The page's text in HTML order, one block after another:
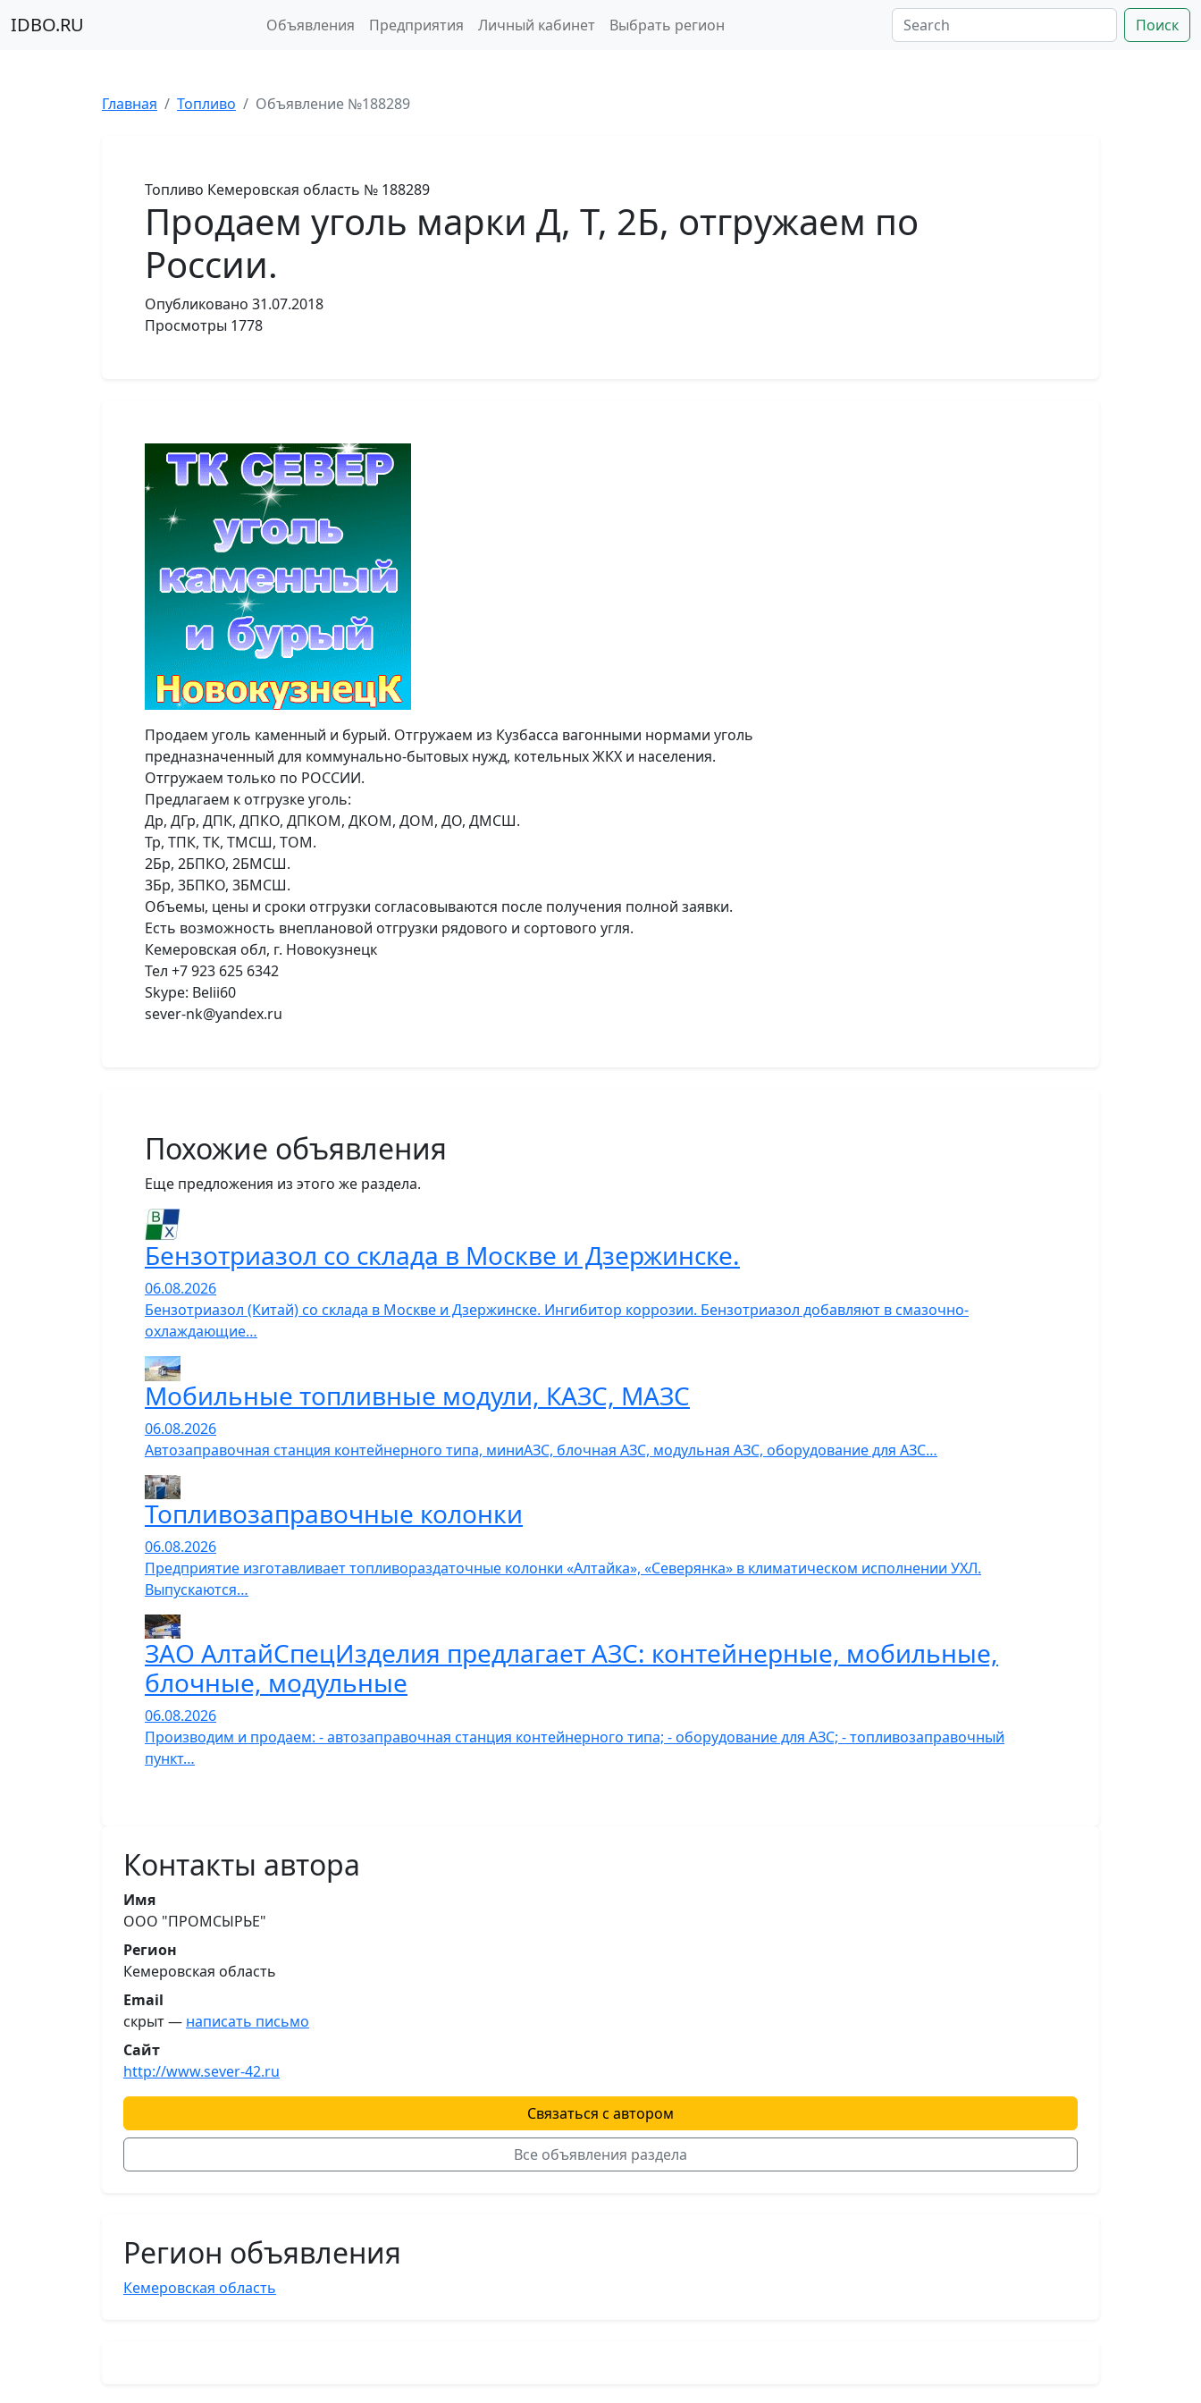
IDBO.RU Объявления Предприятия Личный кабинет Выбрать регион Поиск
Главная Топливо Объявление №188289
Топливо Кемеровская область № 188289
Продаем уголь марки Д, Т, 2Б, отгружаем по
России.
Опубликовано 31.07.2018
Просмотры 1778
Продаем уголь каменный и бурый. Отгружаем из Кузбасса вагонными нормами уголь
предназначенный для коммунально-бытовых нужд, котельных ЖКХ и населения.
Отгружаем только по РОССИИ.
Предлагаем к отгрузке уголь:
Др, ДГр, ДПК, ДПКО, ДПКОМ, ДКОМ, ДОМ, ДО, ДМСШ.
Тр, ТПК, ТК, ТМСШ, ТОМ.
2Бр, 2БПКО, 2БМСШ.
3Бр, 3БПКО, 3БМСШ.
Объемы, цены и сроки отгрузки согласовываются после получения полной заявки.
Есть возможность внеплановой отгрузки рядового и сортового угля.
Кемеровская обл, г. Новокузнецк
Тел +7 923 625 6342
Skype: Belii60
sever-nk@yandex.ru
Похожие объявления
Еще предложения из этого же раздела.
Бензотриазол со склада в Москве и Дзержинске.
06.08.2026
Бензотриазол (Китай) со склада в Москве и Дзержинске. Ингибитор коррозии. Бензотриазол добавляют в смазочно-
охлаждающие…
Мобильные топливные модули, КАЗС, МАЗС
06.08.2026
Автозаправочная станция контейнерного типа, миниАЗС, блочная АЗС, модульная АЗС, оборудование для АЗС…
Топливозаправочные колонки
06.08.2026
Предприятие изготавливает топливораздаточные колонки «Алтайка», «Северянка» в климатическом исполнении УХЛ.
Выпускаются…
ЗАО АлтайСпецИзделия предлагает АЗС: контейнерные, мобильные,
блочные, модульные
06.08.2026
Производим и продаем: - автозаправочная станция контейнерного типа; - оборудование для АЗС; - топливозаправочный
пункт…
Контакты автора
Имя
ООО "ПРОМСЫРЬЕ"
Регион
Кемеровская область
Email
скрыт — написать письмо
Сайт
http://www.sever-42.ru
Связаться с автором
Все объявления раздела
Регион объявления
Кемеровская область